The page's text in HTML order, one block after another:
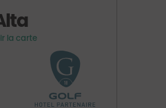
la carte